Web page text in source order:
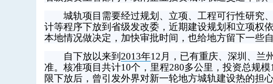
城轨项目需要经过规划、立项、工程可行性研究
计等程序下放到省级发改委，近期建设规划和立项权
本地情况做决定，加快审批时间，也给地方留下一些
自下放以来到 2013年12月，已有重庆、深圳、兰
准。核准项目共计10个，里程280多公里，投资总规
限下放后，曾引发外界对新一轮地方城轨建设热的担